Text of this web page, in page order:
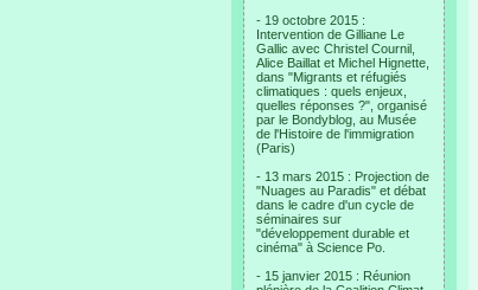
- 19 octobre 2015 :
Intervention de Gilliane Le
Gallic avec Christel Cournil,
Alice Baillat et Michel Hignette,
dans "Migrants et réfugiés
climatiques : quels enjeux,
quelles réponses ?", organisé
par le Bondyblog, au Musée
de l'Histoire de l'immigration
(Paris)
- 13 mars 2015 : Projection de
"Nuages au Paradis" et débat
dans le cadre d'un cycle de
séminaires sur
"développement durable et
cinéma" à Science Po.
- 15 janvier 2015 : Réunion